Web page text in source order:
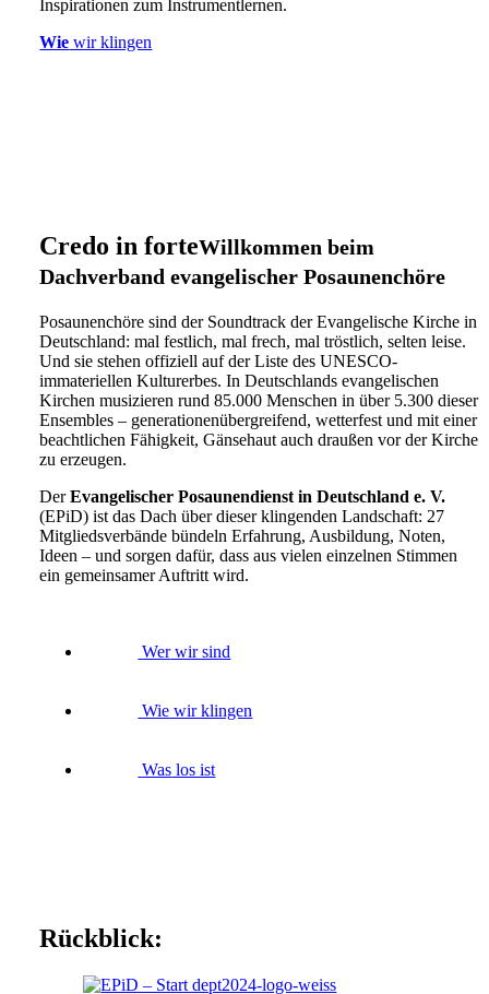
Inspirationen zum Instrumentlernen.
Wie wir klingen
Credo in forteWillkommen beim
Dachverband evangelischer Posaunenchöre
Posaunenchöre sind der Soundtrack der Evangelische Kirche in
Deutschland: mal festlich, mal frech, mal tröstlich, selten leise.
Und sie stehen offiziell auf der Liste des UNESCO-
immateriellen Kulturerbes. In Deutschlands evangelischen
Kirchen musizieren rund 85.000 Menschen in über 5.300 dieser
Ensembles – generationenübergreifend, wetterfest und mit einer
beachtlichen Fähigkeit, Gänsehaut auch draußen vor der Kirche
zu erzeugen.
DerEvangelischer Posaunendienst in Deutschland e. V.
(EPiD) ist das Dach über dieser klingenden Landschaft: 27
Mitgliedsverbände bündeln Erfahrung, Ausbildung, Noten,
Ideen – und sorgen dafür, dass aus vielen einzelnen Stimmen
ein gemeinsamer Auftritt wird.
Werwir sind
Wie wir klingen
Was los ist
Rückblick: